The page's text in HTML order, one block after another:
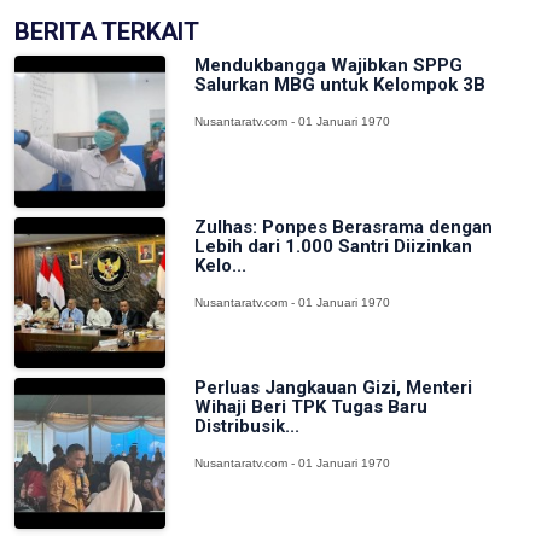
BERITA TERKAIT
Mendukbangga Wajibkan SPPG
Salurkan MBG untuk Kelompok 3B
Nusantaratv.com - 01 Januari 1970
Zulhas: Ponpes Berasrama dengan
Lebih dari 1.000 Santri Diizinkan
Kelo...
Nusantaratv.com - 01 Januari 1970
Perluas Jangkauan Gizi, Menteri
Wihaji Beri TPK Tugas Baru
Distribusik...
Nusantaratv.com - 01 Januari 1970